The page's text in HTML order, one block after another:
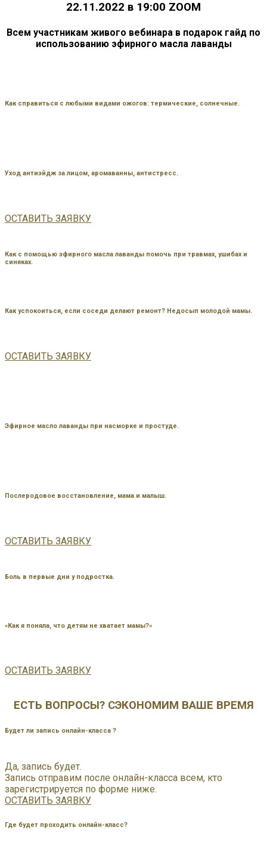
22.11.2022 в 19:00 ZOOM
Всем участникам живого вебинара в подарок гайд по
использованию эфирного масла лаванды
Как справиться с любыми видами ожогов: термические, солнечные.
Уход антиэйдж за лицом, аромаванны, антистресс.
ОСТАВИТЬ ЗАЯВКУ
Как с помощью эфирного масла лаванды помочь при травмах, ушибах и
синяках.
Как успокоиться, если соседи делают ремонт? Недосып молодой мамы.
ОСТАВИТЬ ЗАЯВКУ
Эфирное масло лаванды при насморке и простуде.
Послеродовое восстановление, мама и малыш.
ОСТАВИТЬ ЗАЯВКУ
Боль в первые дни у подростка.
«Как я поняла, что детям не хватает мамы?»
ОСТАВИТЬ ЗАЯВКУ
ЕСТЬ ВОПРОСЫ? СЭКОНОМИМ ВАШЕ ВРЕМЯ
Будет ли запись онлайн-класса ?
Да, запись будет.
Запись отправим после онлайн-класса всем, кто
зарегистрируется по форме ниже.
ОСТАВИТЬ ЗАЯВКУ
Где будет проходить онлайн-класс?